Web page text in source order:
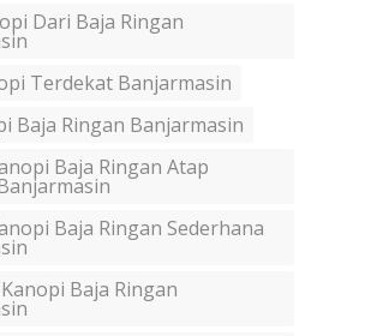
Dari Baja Ringan
Terdekat Banjarmasin
Baja Ringan Banjarmasin
Baja Ringan Atap
Baja Ringan Sederhana
Baja Ringan